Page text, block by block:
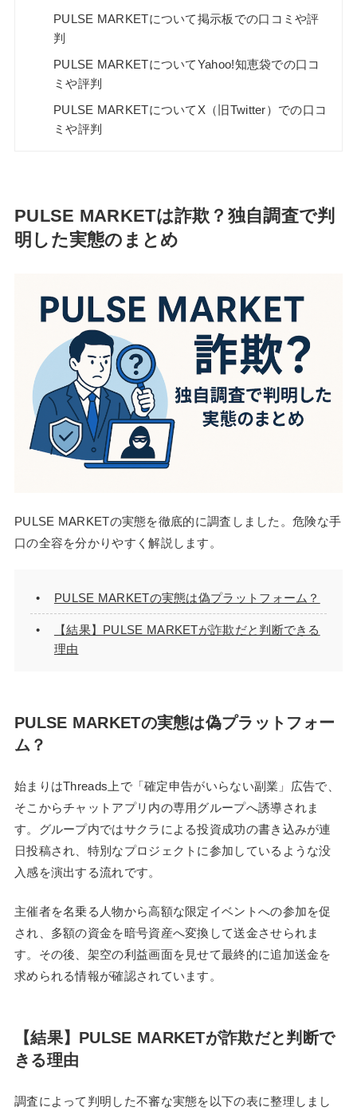
PULSE MARKETについて掲示板での口コミや評
判
PULSE MARKETについてYahoo!知恵袋での口コ
ミや評判
PULSE MARKETについてX（旧Twitter）での口コ
ミや評判
PULSE MARKETは詐欺？独自調査で判
明した実態のまとめ
PULSE MARKETの実態を徹底的に調査しました。危険な手
口の全容を分かりやすく解説します。
PULSE MARKETの実態は偽プラットフォーム？
【結果】PULSE MARKETが詐欺だと判断できる
理由
PULSE MARKETの実態は偽プラットフォー
ム？
始まりはThreads上で「確定申告がいらない副業」広告で、
そこからチャットアプリ内の専用グループへ誘導されま
す。グループ内ではサクラによる投資成功の書き込みが連
日投稿され、特別なプロジェクトに参加しているような没
入感を演出する流れです。
主催者を名乗る人物から高額な限定イベントへの参加を促
され、多額の資金を暗号資産へ変換して送金させられま
す。その後、架空の利益画面を見せて最終的に追加送金を
求められる情報が確認されています。
【結果】PULSE MARKETが詐欺だと判断で
きる理由
調査によって判明した不審な実態を以下の表に整理しまし